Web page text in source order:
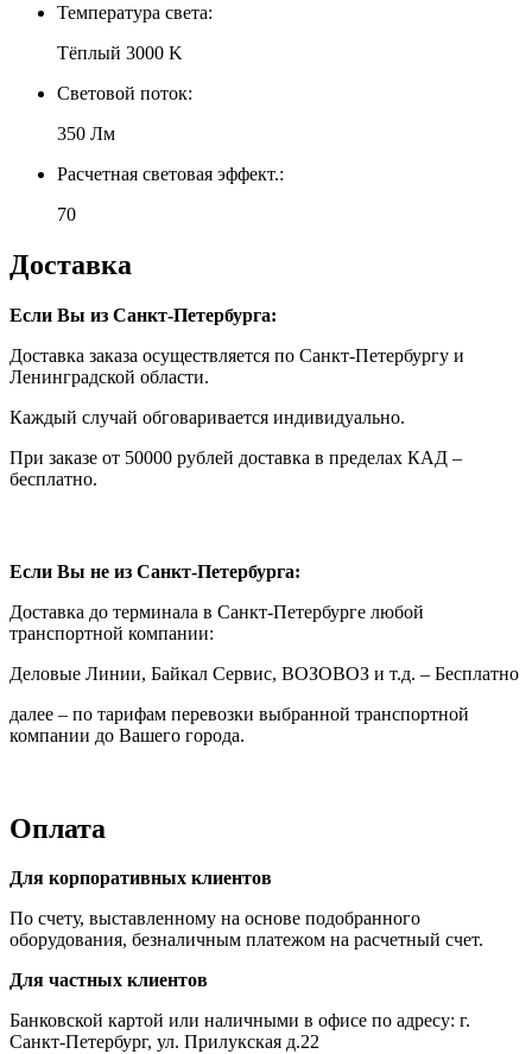
Температура света:
Тёплый 3000 K
Световой поток:
350 Лм
Расчетная световая эффект.:
70
Доставка
Если Вы из Санкт-Петербурга:
Доставка заказа осуществляется по Санкт-Петербургу и
Ленинградской области.
Каждый случай обговаривается индивидуально.
При заказе от 50000 рублей доставка в пределах КАД –
бесплатно.
Если Вы не из Санкт-Петербурга:
Доставка до терминала в Санкт-Петербурге любой
транспортной компании:
Деловые Линии, Байкал Сервис, ВОЗОВОЗ и т.д. – Бесплатно
далее – по тарифам перевозки выбранной транспортной
компании до Вашего города.
Оплата
Для корпоративных клиентов
По счету, выставленному на основе подобранного
оборудования, безналичным платежом на расчетный счет.
Для частных клиентов
Банковской картой или наличными в офисе по адресу: г.
Санкт-Петербург, ул. Прилукская д.22